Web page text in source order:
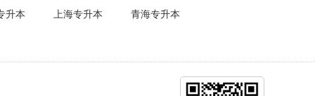
升本 上海专升本 青海专升本